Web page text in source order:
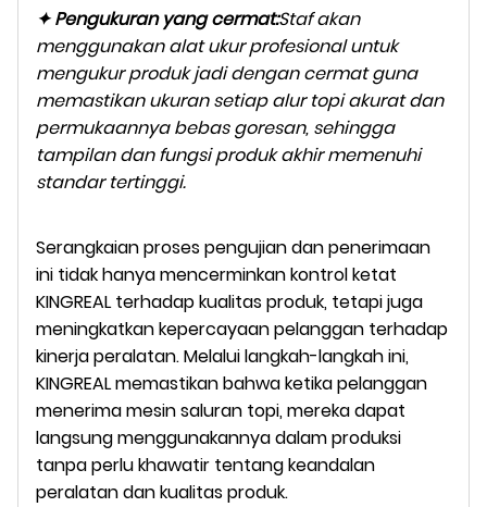
✦ Pengukuran yang cermat:Staf akan
menggunakan alat ukur profesional untuk
mengukur produk jadi dengan cermat guna
memastikan ukuran setiap alur topi akurat dan
permukaannya bebas goresan, sehingga
tampilan dan fungsi produk akhir memenuhi
standar tertinggi.
Serangkaian proses pengujian dan penerimaan
ini tidak hanya mencerminkan kontrol ketat
KINGREAL terhadap kualitas produk, tetapi juga
meningkatkan kepercayaan pelanggan terhadap
kinerja peralatan. Melalui langkah-langkah ini,
KINGREAL memastikan bahwa ketika pelanggan
menerima mesin saluran topi, mereka dapat
langsung menggunakannya dalam produksi
tanpa perlu khawatir tentang keandalan
peralatan dan kualitas produk.